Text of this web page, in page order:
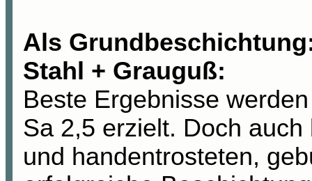
Als
Stahl + Grauguß:
Beste Ergebnisse
Sa 2,5 erzielt. Doch
und handentrosteten,